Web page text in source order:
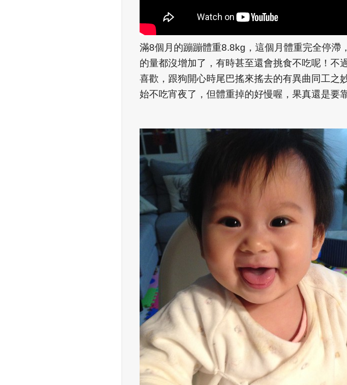
滿8個月的蹦蹦體重8.8kg ，這個月體重完全停
的量都沒增加了，有時甚至還會挑食不吃呢！不
喜歡，跟狗開心時尾巴搖來搖去的有異曲同工之
始不吃宵夜了，但體重掉的好慢喔，果真還是要